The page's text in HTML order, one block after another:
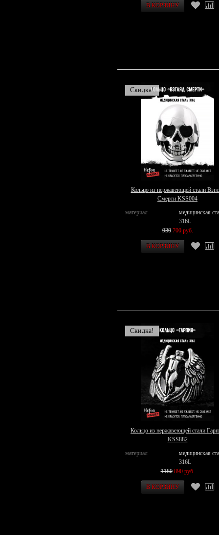
Скидка!
Кольцо из нержавеющей стали
Смерти KSS004
материал
медицинская
316L
930 700 руб.
Скидка!
Кольцо из нержавеющей стали
KSS882
материал
медицинская
316L
1180 890 руб.